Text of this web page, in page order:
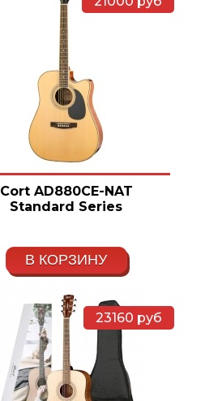
Cort AD880CE-NAT
Standard Series
В КОРЗИНУ
23160 руб